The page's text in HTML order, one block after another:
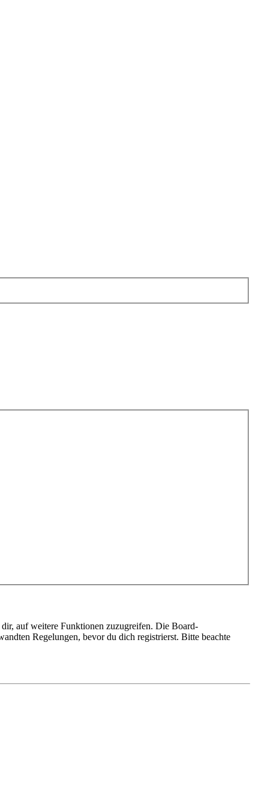
auf weitere Funktionen zuzugreifen. Die Board-
Regelungen, bevor du dich registrierst. Bitte beachte